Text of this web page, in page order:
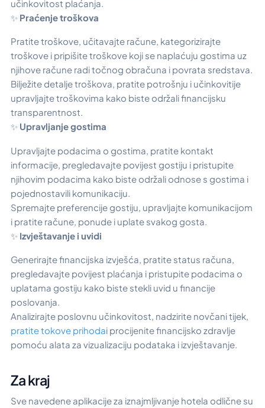
učinkovitost plaćanja.
✨ Praćenje troškova
Pratite troškove, učitavajte račune, kategorizirajte
troškove i pripišite troškove koji se naplaćuju gostima uz
njihove račune radi točnog obračuna i povrata sredstava.
Bilježite detalje troškova, pratite potrošnju i učinkovitije
upravljajte troškovima kako biste održali financijsku
transparentnost.
✨ Upravljanje gostima
Upravljajte podacima o gostima, pratite kontakt
informacije, pregledavajte povijest gostiju i pristupite
njihovim podacima kako biste održali odnose s gostima i
pojednostavili komunikaciju.
Spremajte preferencije gostiju, upravljajte komunikacijom
i pratite račune, ponude i uplate svakog gosta.
✨ Izvještavanje i uvidi
Generirajte financijska izvješća, pratite status računa,
pregledavajte povijest plaćanja i pristupite podacima o
uplatama gostiju kako biste stekli uvid u financije
poslovanja.
Analizirajte poslovnu učinkovitost, nadzirite novčani tijek,
pratite tokove prihodai procijenite financijsko zdravlje
pomoću alata za vizualizaciju podataka i izvještavanje.
Za kraj
Sve navedene aplikacije za iznajmljivanje hotela odlične su